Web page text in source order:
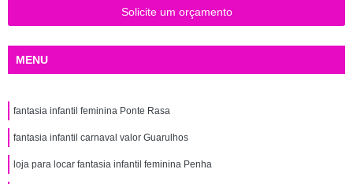
Solicite um orçamento
MENU
fantasia infantil feminina Ponte Rasa
fantasia infantil carnaval valor Guarulhos
loja para locar fantasia infantil feminina Penha